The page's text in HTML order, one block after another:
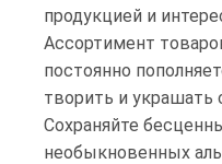
продукцией и
Ассортимент
постоянно
творить и
Сохраняйте
необыкновенных